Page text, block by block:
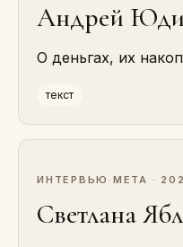
Андрей
О деньгах, их
текст
ИНТЕРВЬЮ · МЕТА ·
Светлана